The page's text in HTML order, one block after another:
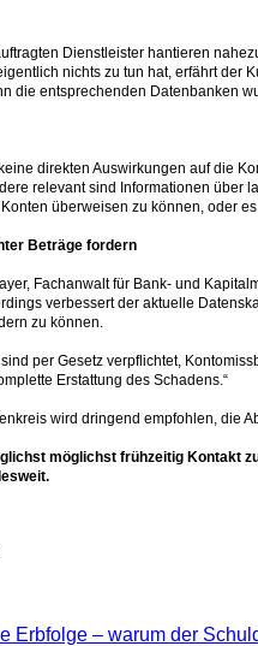
Dienstleister hantieren
nichts zu tun hat, erfährt der
die entsprechenden Datenbanken
direkten Auswirkungen auf die
relevant sind Informationen über
überweisen zu können, oder
Beträge fordern
Fachanwalt für Bank- und
verbessert der aktuelle
zu können.
per Gesetz verpflichtet,
Erstattung des Schadens.“
wird dringend empfohlen, die
möglichst frühzeitig Kontakt
Erbfolge – warum der